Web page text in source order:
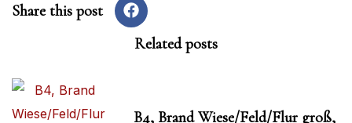
Share this post
Related posts
B4, Brand Wiese/Feld/Flur groß,